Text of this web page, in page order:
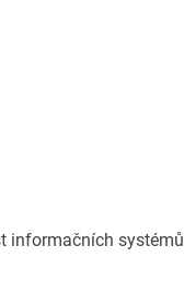
informačních systémů